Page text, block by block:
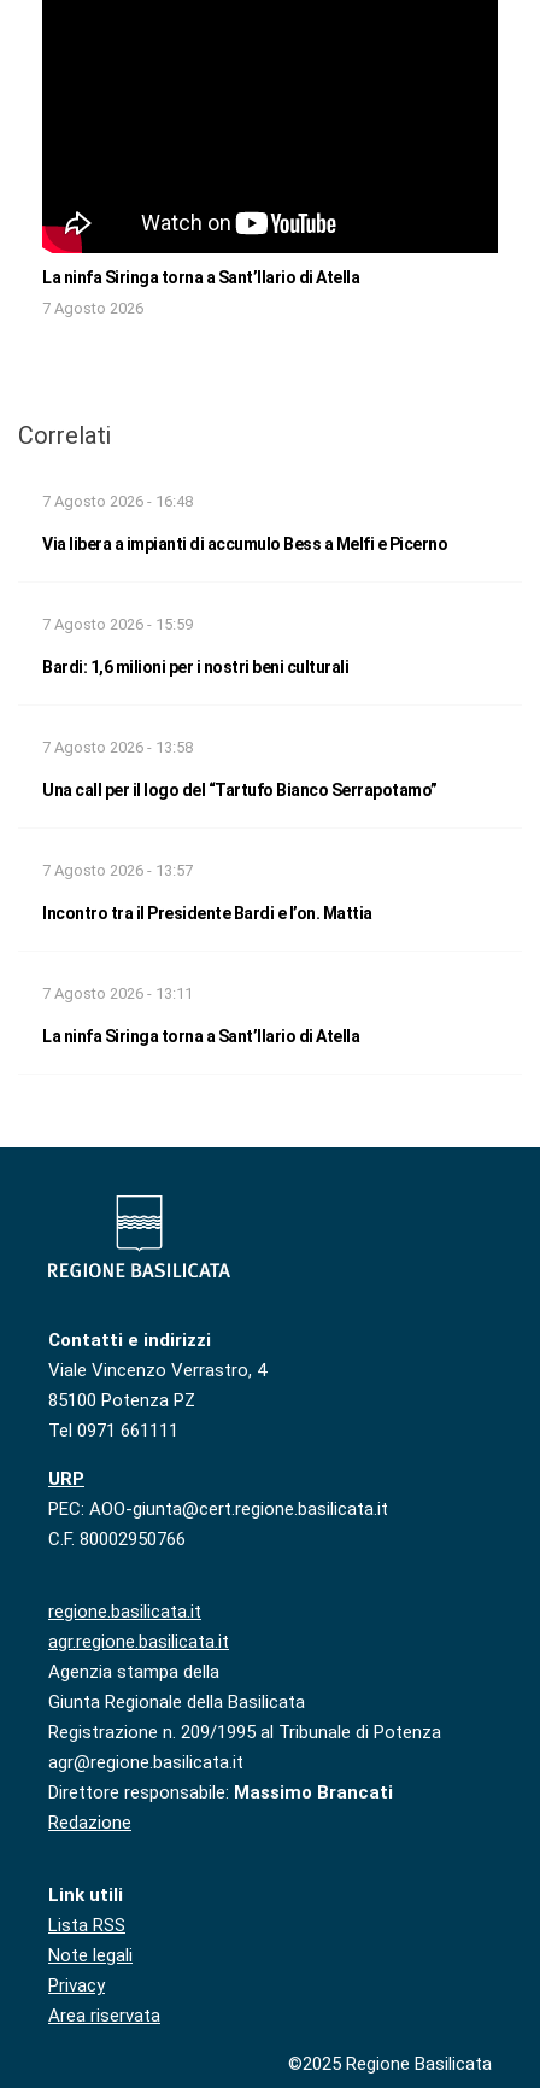
La ninfa Siringa torna a Sant’Ilario di Atella
7 Agosto 2026
Correlati
7 Agosto 2026 - 16:48
Via libera a impianti di accumulo Bess a Melfi e Picerno
7 Agosto 2026 - 15:59
Bardi: 1,6 milioni per i nostri beni culturali
7 Agosto 2026 - 13:58
Una call per il logo del “Tartufo Bianco Serrapotamo”
7 Agosto 2026 - 13:57
Incontro tra il Presidente Bardi e l’on. Mattia
7 Agosto 2026 - 13:11
La ninfa Siringa torna a Sant’Ilario di Atella
Contatti e indirizzi
Viale Vincenzo Verrastro, 4
85100 Potenza PZ
Tel 0971 661111
URP
PEC: AOO-giunta@cert.regione.basilicata.it
C.F. 80002950766
regione.basilicata.it
agr.regione.basilicata.it
Agenzia stampa della
Giunta Regionale della Basilicata
Registrazione n. 209/1995 al Tribunale di Potenza
agr@regione.basilicata.it
Direttore responsabile: Massimo Brancati
Redazione
Link utili
Lista RSS
Note legali
Privacy
Area riservata
©2025 Regione Basilicata